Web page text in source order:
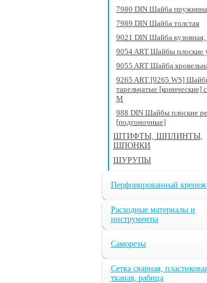
7980 DIN Шайба
7989 DIN Шайба толстая
9021 DIN Шайба кузовная,
9054 ART Шайбы плоские
9055 ART Шайба
9265 ART [9265 WS]
тарельчатые [конические]
M
988 DIN Шайбы плоские
[подгоночные]
ШТИФТЫ, ШПЛИНТЫ,
ШПОНКИ
ШУРУПЫ
Перфорированный крепеж
Расходные материалы и
инструменты
Саморезы
Сетка сварная,
тканая, рабица